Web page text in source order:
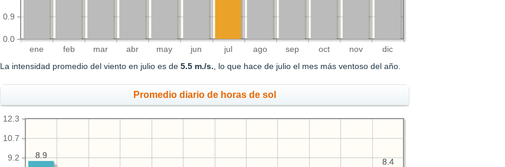
ene feb mar abr may jun jul ago sep oct nov dic
0.0
0.9
La intensidad promedio del viento en julio es de5.5 m./s., lo que hace de julio el mes más ventoso del año.
Promedio diario de horas de sol
9.2
10.7
12.3
8.4
8.9
8.4
8.9